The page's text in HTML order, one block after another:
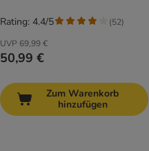
UVP 69,99 €
50,99 €
Rating: 4.4/5 (52)
Zum Warenkorb
hinzufügen